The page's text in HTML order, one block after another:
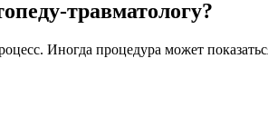
травматологу?
Иногда процедура может